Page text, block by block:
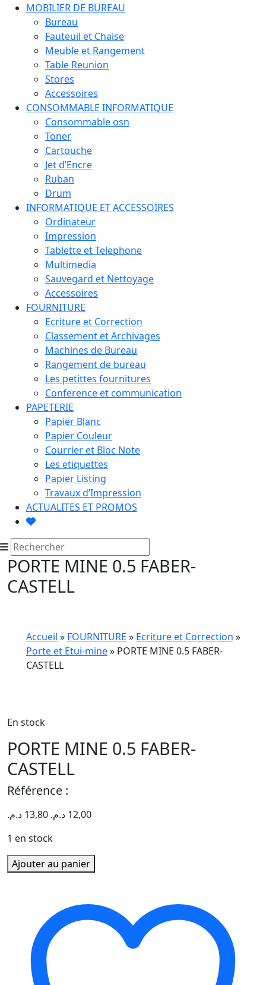
MOBILIER DE BUREAU
Bureau
Fauteuil et Chaise
Meuble et Rangement
Table Reunion
Stores
Accessoires
CONSOMMABLE INFORMATIQUE
Consommable osn
Toner
Cartouche
Jet d’Encre
Ruban
Drum
INFORMATIQUE ET ACCESSOIRES
Ordinateur
Impression
Tablette et Telephone
Multimedia
Sauvegard et Nettoyage
Accessoires
FOURNITURE
Ecriture et Correction
Classement et Archivages
Machines de Bureau
Rangement de bureau
Les petittes fournitures
Conference et communication
PAPETERIE
Papier Blanc
Papier Couleur
Courrier et Bloc Note
Les etiquettes
Papier Listing
Travaux d’Impression
ACTUALITES ET PROMOS
PORTE MINE 0.5 FABER-
CASTELL
Accueil » FOURNITURE » Ecriture et Correction »
Porte et Etui-mine» PORTE MINE 0.5 FABER-
CASTELL
En stock
PORTE MINE 0.5 FABER-
CASTELL
Référence :
13,80 د.م. 12,00 د.م.
1 en stock
quantité
de
FABER-
CASTELL
Ajouter au panier